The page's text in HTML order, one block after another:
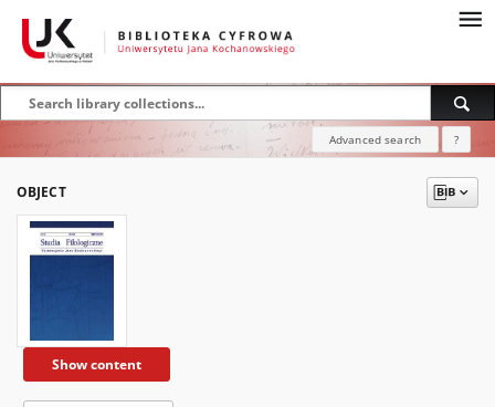
Advanced search ?
OBJECT
Show content